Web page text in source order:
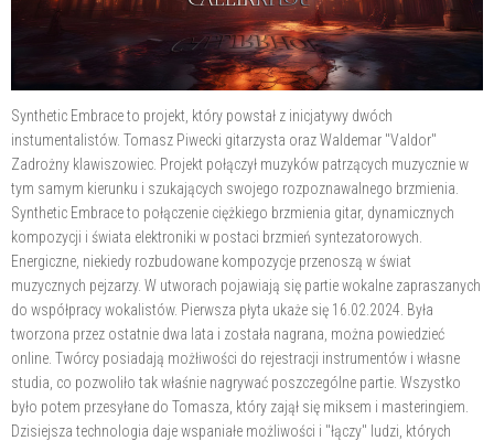
Synthetic Embrace to projekt, który powstał z inicjatywy dwóch
instumentalistów. Tomasz Piwecki gitarzysta oraz Waldemar "Valdor"
Zadrożny klawiszowiec. Projekt połączył muzyków patrzących muzycznie w
tym samym kierunku i szukających swojego rozpoznawalnego brzmienia.
Synthetic Embrace to połączenie ciężkiego brzmienia gitar, dynamicznych
kompozycji i świata elektroniki w postaci brzmień syntezatorowych.
Energiczne, niekiedy rozbudowane kompozycje przenoszą w świat
muzycznych pejzarzy. W utworach pojawiają się partie wokalne zapraszanych
do współpracy wokalistów. Pierwsza płyta ukaże się 16.02.2024. Była
tworzona przez ostatnie dwa lata i została nagrana, można powiedzieć
online. Twórcy posiadają możłiwości do rejestracji instrumentów i własne
studia, co pozwoliło tak właśnie nagrywać poszczególne partie. Wszystko
było potem przesyłane do Tomasza, który zajął się miksem i masteringiem.
Dzisiejsza technologia daje wspaniałe możliwości i "łączy" ludzi, których